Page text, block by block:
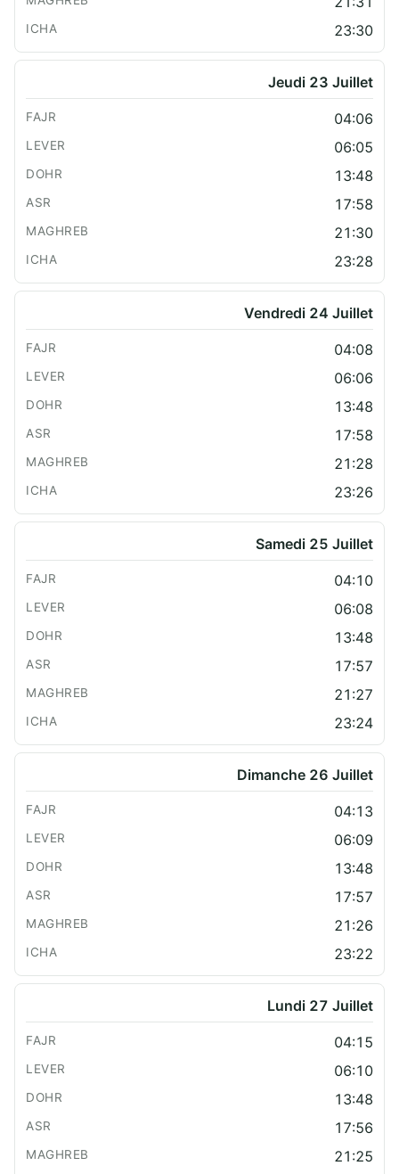
23:30
Jeudi 23 Juillet
04:06
06:05
13:48
17:58
21:30
23:28
Vendredi 24 Juillet
04:08
06:06
13:48
17:58
21:28
23:26
Samedi 25 Juillet
04:10
06:08
13:48
17:57
21:27
23:24
Dimanche 26 Juillet
04:13
06:09
13:48
17:57
21:26
23:22
Lundi 27 Juillet
04:15
06:10
13:48
17:56
21:25